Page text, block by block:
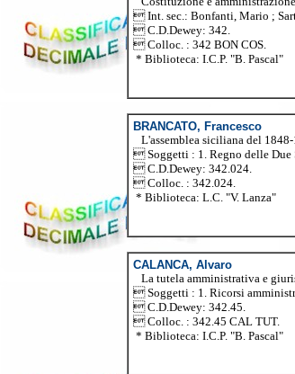
 Int. sec.: Bonfanti, Mario ;
 C.D.Dewey: 342.
 Colloc. : 342 BON COS.
* Biblioteca: I.C.P. "B. Pascal"
BRANCATO, Francesco
L'assemblea siciliana del
 Soggetti : 1. Regno delle Due
 C.D.Dewey: 342.024.
 Colloc. : 342.024.
* Biblioteca: L.C. "V. Lanza"
CALANCA, Alvaro
La tutela amministrativa e
 Soggetti : 1. Ricorsi
 C.D.Dewey: 342.45.
 Colloc. : 342.45 CAL TUT.
* Biblioteca: I.C.P. "B. Pascal"